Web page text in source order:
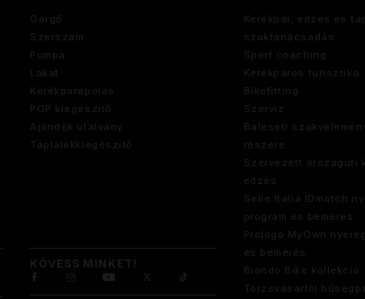
Görgő
Szerszám
Pumpa
Lakat
Kerékpárápolás
POP kiegészítő
Ajándék utalvány
Táplálékkiegészítő
Kerékpár, edzés és
szaktanácsadás
Sport coaching
Kerékpáros turisztika
Bikefitting
Szerviz
Baleseti
részére
Szervezett országúti
edzés
Selle Italia IDmatch
program és bemérés
Prologo MyOwn
és bemérés
Biondo Bike kollekció
Törzsvásárlói
KÖVESS MINKET!